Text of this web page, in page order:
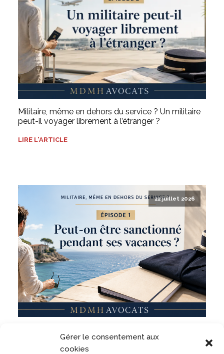
Gérer le consentement aux
cookies
Militaire, même en dehors du service ? Un militaire
peut-il voyager librement à l’étranger ?
LIRE L'ARTICLE
22 juillet 2026
peut-il être sanctionné pour des faits commis
pendant ses vacances ?